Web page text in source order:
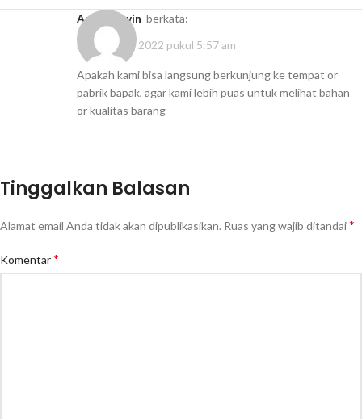
Andi darwin berkata:
Februari 17, 2022 pukul 5:57 am
Apakah kami bisa langsung berkunjung ke tempat or
pabrik bapak, agar kami lebih puas untuk melihat bahan
or kualitas barang
Tinggalkan Balasan
Alamat email Anda tidak akan dipublikasikan. Ruas yang wajib ditandai*
Komentar*